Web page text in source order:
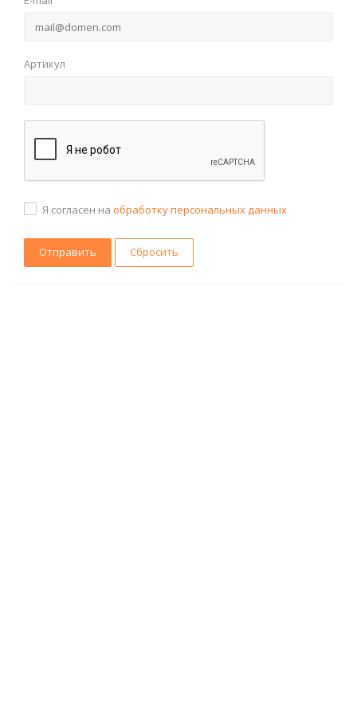
Артикул
Я согласен на обработку персональных данных
Сбросить